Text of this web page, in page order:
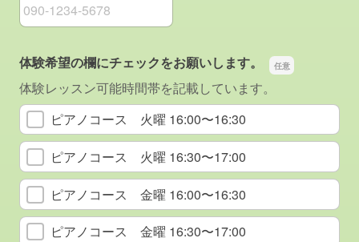
体験希望の欄にチェックをお願いします。
体験レッスン可能時間帯を記載しています。
ピアノコース 火曜 16:00〜16:30
ピアノコース 火曜 16:30〜17:00
ピアノコース 金曜 16:00〜16:30
ピアノコース 金曜 16:30〜17:00